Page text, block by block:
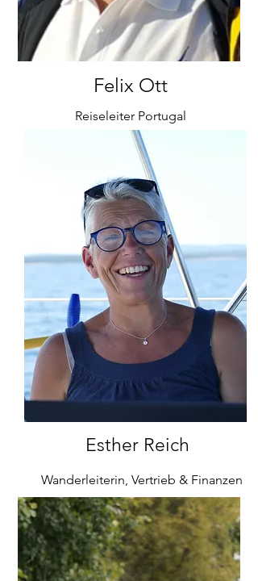
Felix Ott
Reiseleiter Portugal
Esther Reich
Wanderleiterin, Vertrieb & Finanzen